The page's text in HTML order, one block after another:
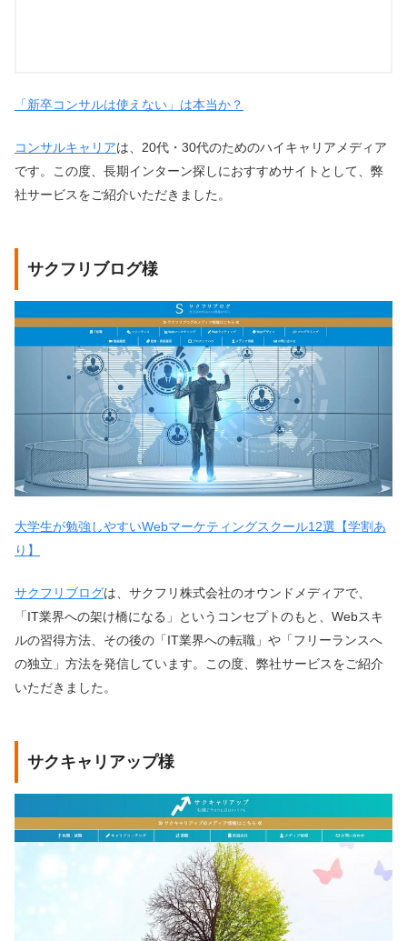
「新卒コンサルは使えない」は本当か？
コンサルキャリアは、20代・30代のためのハイキャリアメディア
です。この度、長期インターン探しにおすすめサイトとして、弊
社サービスをご紹介いただきました。
サクフリブログ様
大学生が勉強しやすいWebマーケティングスクール12選【学割あ
り】
サクフリブログは、サクフリ株式会社のオウンドメディアで、
「IT業界への架け橋になる」というコンセプトのもと、Webスキ
ルの習得方法、その後の「IT業界への転職」や「フリーランスへ
の独立」方法を発信しています。この度、弊社サービスをご紹介
いただきました。
サクキャリアップ様